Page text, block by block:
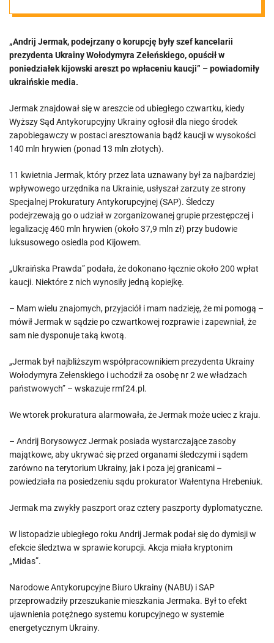
korupcję
oligarcha
wyszedł na
wolność. „Mam
wielu
znajomych i
mam nadzieję,
że…”
„Andrij Jermak, podejrzany o korupcję były szef kancelarii
prezydenta Ukrainy Wołodymyra Zełeńskiego, opuścił w
poniedziałek kijowski areszt po wpłaceniu kaucji” – powiadomiły
ukraińskie media.
Jermak znajdował się w areszcie od ubiegłego czwartku, kiedy
Wyższy Sąd Antykorupcyjny Ukrainy ogłosił dla niego środek
zapobiegawczy w postaci aresztowania bądź kaucji w wysokości
140 mln hrywien (ponad 13 mln złotych).
11 kwietnia Jermak, który przez lata uznawany był za najbardziej
wpływowego urzędnika na Ukrainie, usłyszał zarzuty ze strony
Specjalnej Prokuratury Antykorupcyjnej (SAP). Śledczy
podejrzewają go o udział w zorganizowanej grupie przestępczej i
legalizację 460 mln hrywien (około 37,9 mln zł) przy budowie
luksusowego osiedla pod Kijowem.
„Ukraińska Prawda” podała, że dokonano łącznie około 200 wpłat
kaucji. Niektóre z nich wynosiły jedną kopiejkę.
– Mam wielu znajomych, przyjaciół i mam nadzieję, że mi pomogą –
mówił Jermak w sądzie po czwartkowej rozprawie i zapewniał, że
sam nie dysponuje taką kwotą.
„Jermak był najbliższym współpracownikiem prezydenta Ukrainy
Wołodymyra Zełenskiego i uchodził za osobę nr 2 we władzach
państwowych” – wskazuje rmf24.pl.
We wtorek prokuratura alarmowała, że Jermak może uciec z kraju.
– Andrij Borysowycz Jermak posiada wystarczające zasoby
majątkowe, aby ukrywać się przed organami śledczymi i sądem
zarówno na terytorium Ukrainy, jak i poza jej granicami –
powiedziała na posiedzeniu sądu prokurator Wałentyna Hrebeniuk.
Jermak ma zwykły paszport oraz cztery paszporty dyplomatyczne.
W listopadzie ubiegłego roku Andrij Jermak podał się do dymisji w
efekcie śledztwa w sprawie korupcji. Akcja miała kryptonim
„Midas”.
Narodowe Antykorupcyjne Biuro Ukrainy (NABU) i SAP
przeprowadziły przeszukanie mieszkania Jermaka. Był to efekt
ujawnienia potężnego systemu korupcyjnego w systemie
energetycznym Ukrainy.